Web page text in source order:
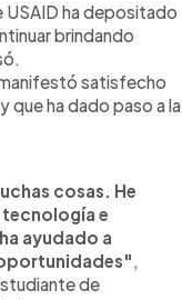
USAID ha depositado
brindando
satisfecho
que ha dado paso a la
cosas. He
e
ayudado a
,
de